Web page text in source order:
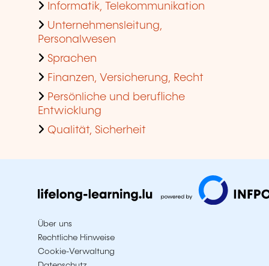
Informatik, Telekommunikation
Unternehmensleitung,
Personalwesen
Sprachen
Finanzen, Versicherung, Recht
Persönliche und berufliche
Entwicklung
Qualität, Sicherheit
Über uns
Rechtliche Hinweise
Cookie-Verwaltung